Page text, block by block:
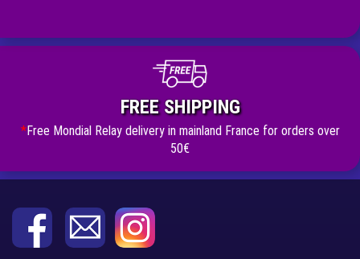
FREE SHIPPING
*Free Mondial Relay delivery in mainland France for orders over
50€